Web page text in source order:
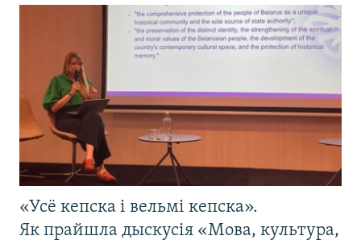
«Усё кепска і вельмі кепска».
Як прайшла дыскусія «Мова, культура,